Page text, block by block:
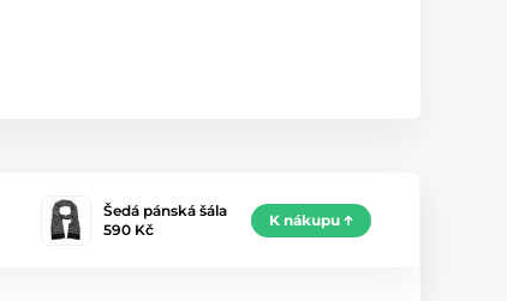
Šedá pánská šála
590 Kč
K nákupu